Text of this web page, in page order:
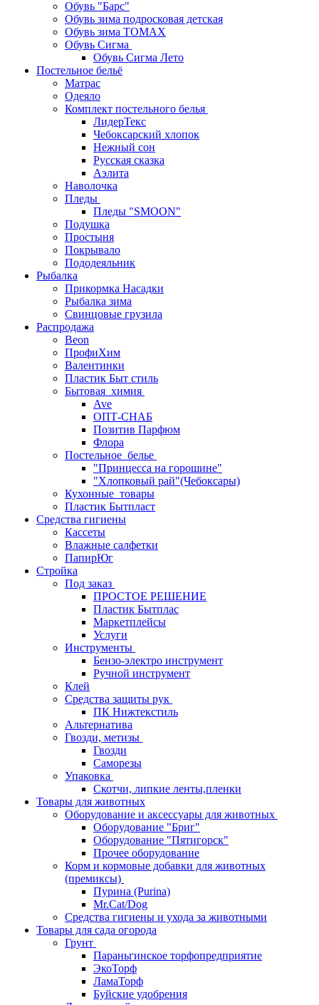
Обувь "Барс"
Обувь зима подросковая детская
Обувь зима ТОМАХ
Обувь Сигма
Обувь Сигма Лето
Постельное бельё
Матрас
Одеяло
Комплект постельного белья
ЛидерТекс
Чебоксарский хлопок
Нежный сон
Русская сказка
Аэлита
Наволочка
Пледы
Пледы "SMOON"
Подушка
Простыня
Покрывало
Пододеяльник
Рыбалка
Прикормка Насадки
Рыбалка зима
Свинцовые грузила
Распродажа
Beon
ПрофиХим
Валентинки
Пластик Быт стиль
Бытовая_химия
Ave
ОПТ-СНАБ
Позитив Парфюм
Флора
Постельное_белье
"Принцесса на горошине"
"Хлопковый рай"(Чебоксары)
Кухонные_товары
Пластик Бытпласт
Средства гигиены
Кассеты
Влажные салфетки
ПапирЮг
Стройка
Под заказ
ПРОСТОЕ РЕШЕНИЕ
Пластик Бытплас
Маркетплейсы
Услуги
Инструменты
Бензо-электро инструмент
Ручной инструмент
Клей
Средства защиты рук
ПК Нижтекстиль
Альтернатива
Гвозди, метизы
Гвозди
Саморезы
Упаковка
Скотчи, липкие ленты,пленки
Товары для животных
Оборудование и аксессуары для животных
Оборудование "Бриг"
Оборудование "Пятигорск"
Прочее оборудование
Корм и кормовые добавки для животных
(премиксы)
Пурина (Purina)
Mr.Cat/Dog
Средства гигиены и ухода за животными
Товары для сада огорода
Грунт
Параньгинское торфопредприятие
ЭкоТорф
ЛамаТорф
Буйские удобрения